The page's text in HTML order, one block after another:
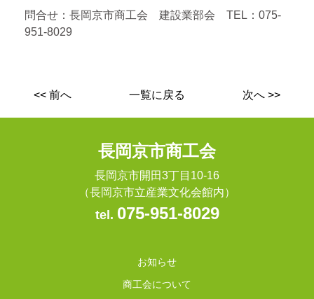
問合せ：長岡京市商工会 建設業部会 TEL：075-
951-8029
<< 前へ 一覧に戻る 次へ >>
長岡京市商工会
長岡京市開田3丁目10-16
（長岡京市立産業文化会館内）
tel. 075-951-8029
お知らせ
商工会について